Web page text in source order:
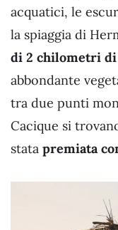
acquatici, le
la spiaggia di
di 2 chilometri di
abbondante
tra due punti
Cacique si
stata premiata